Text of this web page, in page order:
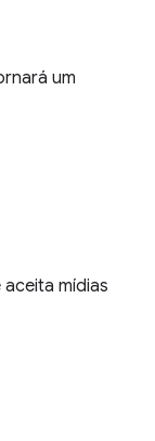
um
mídias